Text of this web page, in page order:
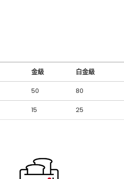
金級 白金級
50 80
15 25